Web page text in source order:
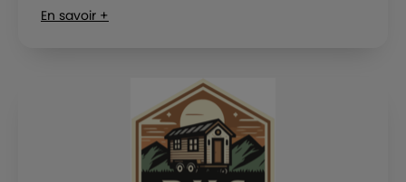
En savoir +